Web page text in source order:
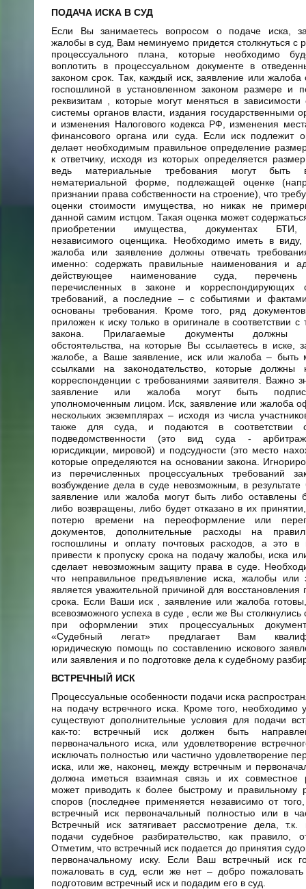
ПОДАЧА ИСКА В СУД
Если Вы занимаетесь вопросом о подаче иска,
жалобы в суд, Вам неминуемо придется столкнуться с
процессуального плана, которые необходимо
воплотить в процессуальном документе в
законом срок. Так, каждый иск, заявление или жалоба
госпошлиной в установленном законом размере и
реквизитам , которые могут меняться в зависимости
системы органов власти, издания государственными
и изменения Налогового кодекса РФ, изменения
финансового органа или суда. Если иск подлежит
делает необходимым правильное определение
к ответчику, исходя из которых определяется
ведь материальные требования могут быть
нематериальной форме, подлежащей оценке
признании права собственности на строение), что
оценки стоимости имущества, но никак не
данной самим истцом. Такая оценка может
приобретении имущества, документах БТИ,
независимого оценщика. Необходимо иметь в
жалоба или заявление должны отвечать
именно: содержать правильные наименования и
действующее наименование суда, перечень
перечисленных в законе и корреспондирующих
требований, а последние – с событиями и
основаны требования. Кроме того, ряд
приложен к иску только в оригинале в соответствии с
закона. Прилагаемые документы должны
обстоятельства, на которые Вы ссылаетесь в иске,
жалобе, а Ваше заявление, иск или жалоба – быть
ссылками на законодательство, которые должны
корреспонденции с требованиями заявителя. Важно
заявление или жалоба могут быть
уполномоченным лицом. Иск, заявление или жалоба
нескольких экземплярах – исходя из числа
также для суда, и подаются в соответствии
подведомственности (это вид суда -
юрисдикции, мировой) и подсудности (это место
которые определяются на основании закона.
из перечисленных процессуальных требований
возбуждение дела в суде невозможным, в результате
заявление или жалоба могут быть либо оставлены
либо возвращены, либо будет отказано в их
потерю времени на переоформление или
документов, дополнительные расходы на
госпошлины и оплату почтовых расходов, а это
привести к пропуску срока на подачу жалобы, иска
сделает невозможным защиту права в суде.
что неправильное предъявление иска, жалобы или
является уважительной причиной для восстановления
срока. Если Ваши иск , заявление или жалоба
всевозможного успеха в суде , если же Вы столкнулись
при оформлении этих процессуальных
«Судебный легат» предлагает Вам
юридическую помощь по составлению искового
или заявления и по подготовке дела к судебному
ВСТРЕЧНЫЙ ИСК
Процессуальные особенности подачи иска
на подачу встречного иска. Кроме того, необходимо
существуют дополнительные условия для подачи
как-то: встречный иск должен быть
первоначального иска, или удовлетворение
исключать полностью или частично удовлетворение
иска, или же, наконец, между встречным и
должна иметься взаимная связь и их совместное
может приводить к более быстрому и правильному
споров (последнее применяется независимо от
встречный иск первоначальный полностью или в
Встречный иск затягивает рассмотрение дела,
подачи судебное разбирательство, как правило,
Отметим, что встречный иск подается до принятия
первоначальному иску. Если Ваш встречный иск
пожаловать в суд, если же нет – добро
подготовим встречный иск и подадим его в суд.